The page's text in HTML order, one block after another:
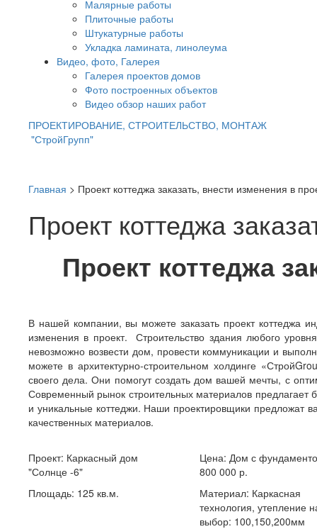
Малярные работы
Плиточные работы
Штукатурные работы
Укладка ламината, линолеума
Видео, фото, Галерея
Галерея проектов домов
Фото построенных объектов
Видео обзор наших работ
ПРОЕКТИРОВАНИЕ, СТРОИТЕЛЬСТВО, МОНТАЖ
"СтройГрупп"
Главная > Проект коттеджа заказать, внести изменения в
Проект коттеджа
Проект коттеджа
В нашей компании, вы можете заказать проект коттеджа
изменения в проект. Строительство здания любого
невозможно возвести дом, провести коммуникации и
можете в архитектурно-строительном холдинге
своего дела. Они помогут создать дом вашей мечты, с
Современный рынок строительных материалов
и уникальные коттеджи. Наши проектировщики предложат
качественных материалов.
Проект: Каркасный дом
"Солнце -6"
Площадь: 125 кв.м.
Цена: Дом с
800 000 р.
Материал: Каркасная
технология, утепление
выбор: 100,150,200мм